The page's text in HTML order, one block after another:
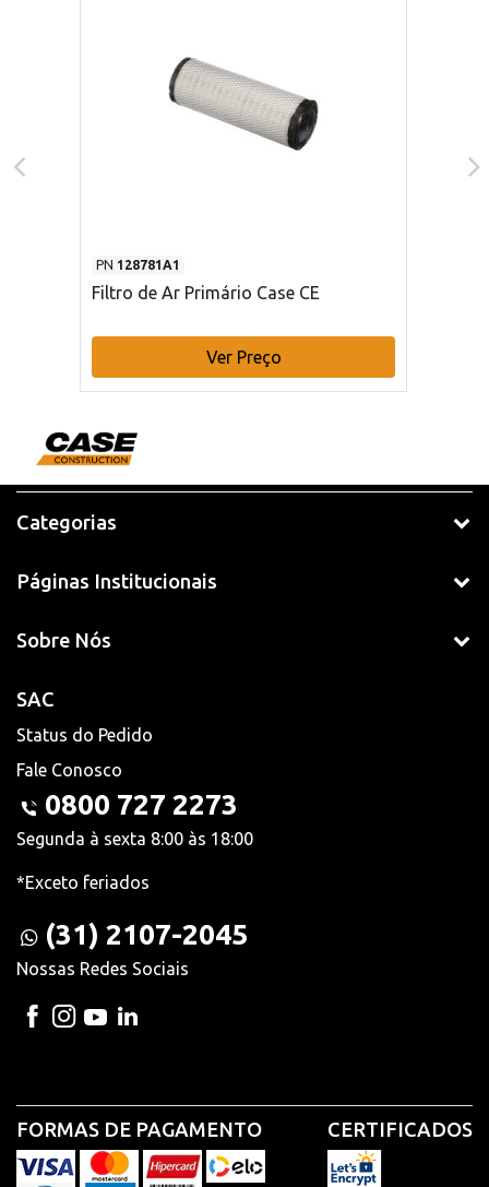
PN 128781A1
Filtro de Ar Primário Case CE
Ver Preço
Categorias
Páginas Institucionais
Sobre Nós
SAC
Status do Pedido
Fale Conosco
0800 727 2273
Segunda à sexta 8:00 às 18:00
*Exceto feriados
(31) 2107-2045
Nossas Redes Sociais
FORMAS DE PAGAMENTO CERTIFICADOS